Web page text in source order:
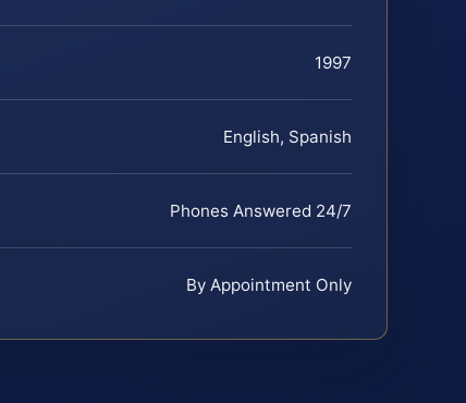
1997
English, Spanish
Phones Answered 24/7
By Appointment Only